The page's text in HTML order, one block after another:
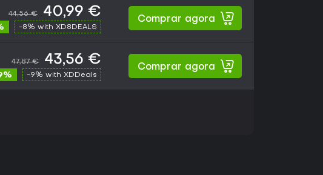
44,56 € 40,99 €
-8% with XD8DEALS
Comprar agora
47,87 € 43,56 €
-9% with XDDeals
Comprar agora